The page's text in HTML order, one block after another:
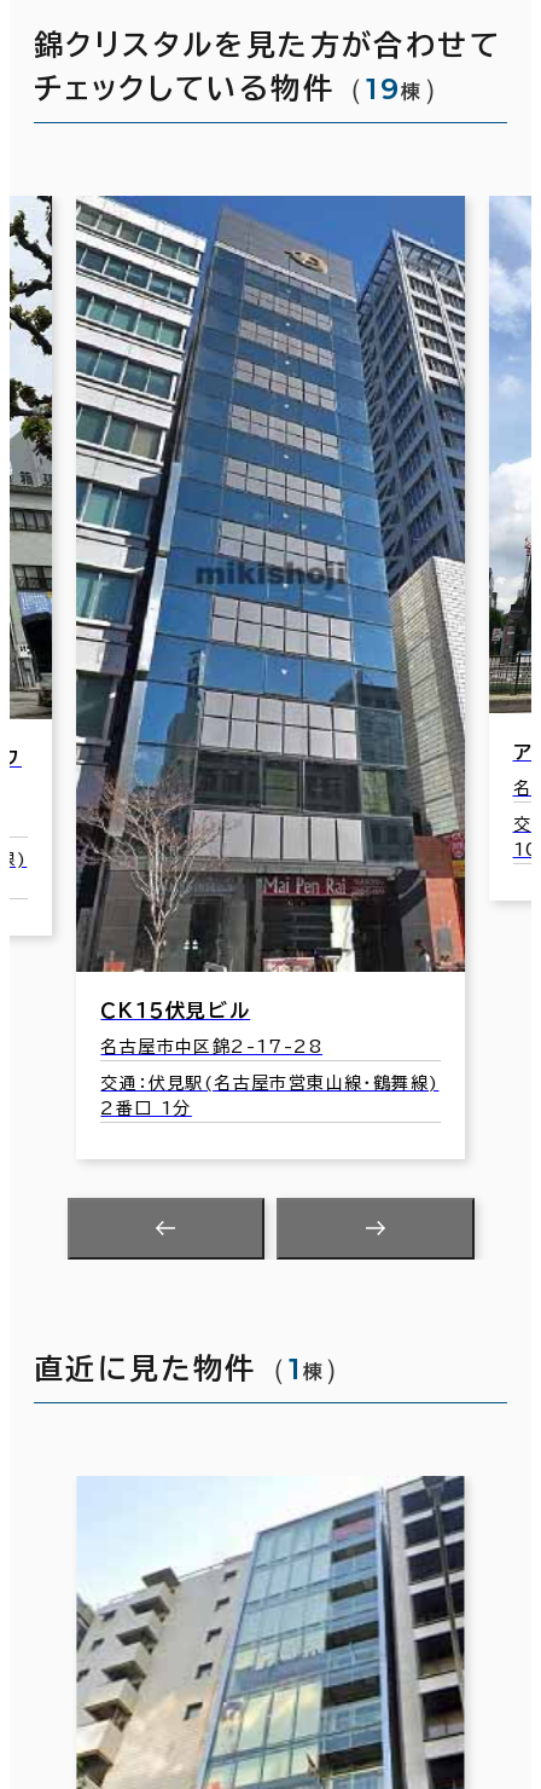
錦クリスタルを見た方が合わせて
チェックしている物件
（19棟 ）
アーバンネット伏見ビル
名古屋市中区錦1-10-20
交通：伏見駅(名古屋市営東山線･鶴舞線)
10番口 2分
栄
名
交
2
直近に見た物件 （1 棟 ）